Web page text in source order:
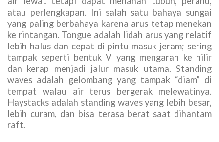
atau perlengkapan. Ini salah satu bahaya sungai
yang paling berbahaya karena arus tetap menekan
ke rintangan. Tongue adalah lidah arus yang relatif
lebih halus dan cepat di pintu masuk jeram; sering
tampak seperti bentuk V yang mengarah ke hilir
dan kerap menjadi jalur masuk utama. Standing
waves adalah gelombang yang tampak “diam” di
tempat walau air terus bergerak melewatinya.
Haystacks adalah standing waves yang lebih besar,
lebih curam, dan bisa terasa berat saat dihantam
raft.